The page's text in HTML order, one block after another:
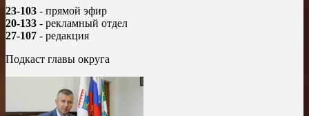
23-103 - прямой эфир
20-133 - рекламный отдел
27-107 - редакция
Подкаст главы округа